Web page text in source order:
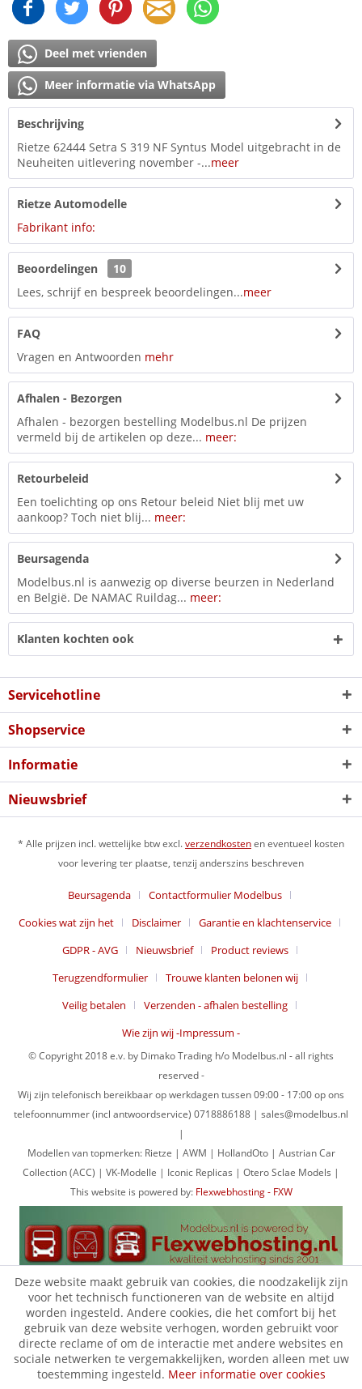
Deel met vrienden
Meer informatie via WhatsApp
Beschrijving
Rietze 62444 Setra S 319 NF Syntus Model uitgebracht in de
Neuheiten uitlevering november -...meer
Rietze Automodelle
Fabrikant info:
Beoordelingen
10
Lees, schrijf en bespreek beoordelingen...meer
FAQ
Vragen en Antwoorden mehr
Afhalen - Bezorgen
Afhalen - bezorgen bestelling Modelbus.nl De prijzen
vermeld bij de artikelen op deze... meer:
Retourbeleid
Een toelichting op ons Retour beleid Niet blij met uw
aankoop? Toch niet blij... meer:
Beursagenda
Modelbus.nl is aanwezig op diverse beurzen in Nederland
en België. De NAMAC Ruildag... meer:
Klanten kochten ook
Servicehotline
Shopservice
Informatie
Nieuwsbrief
* Alle prijzen incl. wettelijke btw excl.verzendkostenen eventueel kosten
voor levering ter plaatse, tenzij anderszins beschreven
Beursagenda
Contactformulier Modelbus
Cookies wat zijn het
Disclaimer
Garantie en klachtenservice
GDPR - AVG
Nieuwsbrief
Product reviews
Terugzendformulier
Trouwe klanten belonen wij
Veilig betalen
Verzenden - afhalen bestelling
Wie zijn wij -Impressum -
© Copyright 2018 e.v. by Dimako Trading h/o Modelbus.nl - all rights
reserved -
Wij zijn telefonisch bereikbaar op werkdagen tussen 09:00 - 17:00 op ons
telefoonnummer (incl antwoordservice) 0718886188 | sales@modelbus.nl
|
Modellen van topmerken: Rietze | AWM | HollandOto | Austrian Car
Collection (ACC) | VK-Modelle | Iconic Replicas | Otero Sclae Models |
This website is powered by: Flexwebhosting - FXW
Deze website maakt gebruik van cookies, die noodzakelijk zijn
voor het technisch functioneren van de website en altijd
worden ingesteld. Andere cookies, die het comfort bij het
gebruik van deze website verhogen, worden gebruikt voor
directe reclame of om de interactie met andere websites en
sociale netwerken te vergemakkelijken, worden alleen met uw
toestemming ingesteld. Meer informatie over cookies